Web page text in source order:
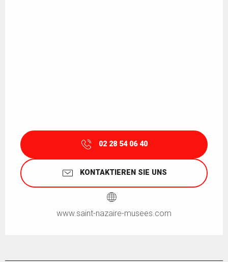
02 28 54 06 40
KONTAKTIEREN SIE UNS
www.saint-nazaire-musees.com